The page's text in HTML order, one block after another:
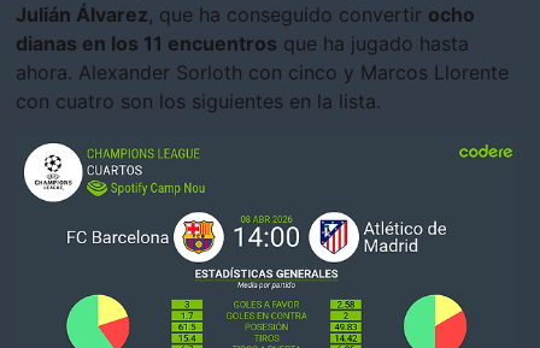
Julián Álvarez, que ha conseguido convertir ocho
dianas en los 11 encuentros que ha jugado hasta
ahora. Alexander Sorloth con cinco y Marcos Llorente
con cuatro son los siguientes en la lista.